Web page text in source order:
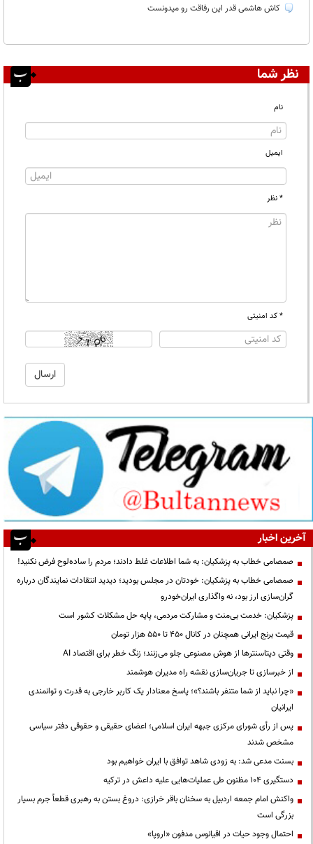
کاش هاشمی قدر این رفاقت رو میدونست
نظر شما
نام
ایمیل
* نظر
* کد امنیتی
آخرین اخبار
صمصامی خطاب به پزشکیان: به شما اطلاعات غلط دادند؛ مردم را ساده‌لوح فرض نکنید!
صمصامی خطاب به پزشکیان: خودتان در مجلس بودید؛ دیدید انتقادات نمایندگان درباره
گران‌سازی ارز بود، نه واگذاری ایران‌خودرو
پزشکیان: خدمت بی‌منت و مشارکت مردمی، پایه حل مشکلات کشور است
قیمت‌ برنج ایرانی همچنان در کانال ۴۵۰ تا ۵۵۰ هزار تومان
وقتی دیتاسنترها از هوش مصنوعی جلو می‌زنند؛ زنگ خطر برای اقتصاد AI
از خبرسازی تا جریان‌سازی نقشه راه مدیران هوشمند
«چرا نباید از شما متنفر باشند؟»؛ پاسخ معنادار یک کاربر خارجی به قدرت و توانمندی
ایرانیان
پس از رأی شورای مرکزی جبهه ایران اسلامی؛ اعضای حقیقی و حقوقی دفتر سیاسی
مشخص شدند
بسنت مدعی شد: به زودی شاهد توافق با ایران خواهیم بود
دستگیری ۱۰۴ مظنون طی عملیات‌هایی علیه داعش در ترکیه
واکنش امام جمعه اردبیل به سخنان باقر خرازی: دروغ بستن به رهبری قطعاً جرم بسیار
بزرگی است
احتمال وجود حیات در اقیانوس مدفون «اروپا»